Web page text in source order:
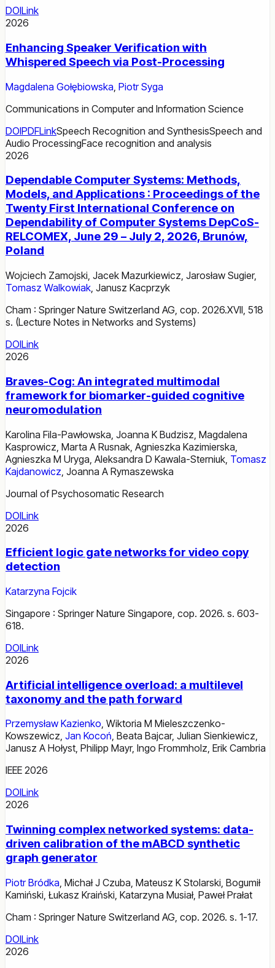
DOILink
2026
Enhancing Speaker Verification with
Whispered Speech via Post-Processing
Magdalena Gołębiowska Piotr Syga
Communications in Computer and Information Science
DOIPDFLinkSpeech Recognition and SynthesisSpeech and
Audio ProcessingFace recognition and analysis
2026
Dependable Computer Systems: Methods,
Models, and Applications : Proceedings of the
Twenty First International Conference on
Dependability of Computer Systems DepCoS-
RELCOMEX, June 29 – July 2, 2026, Brunów,
Poland
Wojciech Zamojski, Jacek Mazurkiewicz, Jarosław Sugier,
Tomasz Walkowiak, Janusz Kacprzyk
Cham : Springer Nature Switzerland AG, cop. 2026.XVII, 518
s. (Lecture Notes in Networks and Systems)
DOILink
2026
Braves-Cog: An integrated multimodal
framework for biomarker-guided cognitive
neuromodulation
Karolina Fila-Pawłowska Joanna K Budzisz Magdalena
Kasprowicz Marta A Rusnak Agnieszka Kazimierska
Agnieszka M Uryga Aleksandra D Kawala-Sterniuk Tomasz
Kajdanowicz Joanna A Rymaszewska
Journal of Psychosomatic Research
DOILink
2026
Efficient logic gate networks for video copy
detection
Katarzyna Fojcik
Singapore : Springer Nature Singapore, cop. 2026. s. 603-
618.
DOILink
2026
Artificial intelligence overload: a multilevel
taxonomy and the path forward
Przemysław Kazienko, Wiktoria M Mieleszczenko-
Kowszewicz, Jan Kocoń, Beata Bajcar, Julian Sienkiewicz,
Janusz A Hołyst, Philipp Mayr, Ingo Frommholz, Erik Cambria
IEEE 2026
DOILink
2026
Twinning complex networked systems: data-
driven calibration of the mABCD synthetic
graph generator
Piotr Bródka Michał J Czuba Mateusz K Stolarski Bogumił
Kamiński Łukasz Kraiński Katarzyna Musiał, Paweł Prałat
Cham : Springer Nature Switzerland AG, cop. 2026. s. 1-17.
DOILink
2026